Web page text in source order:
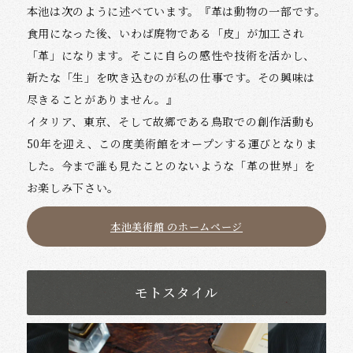
本池は次のように述べています。『革は動物の一部です。
食用になった後、いわば廃物である「皮」が加工され
「革」になります。そこに自らの感性や技術を活かし、
新たな「生」を吹き込むのが私の仕事です。その興味は
尽きることがありません。』
イタリア、東京、そして故郷である鳥取での創作活動も
50年を迎え、この度美術館をオープンする運びとなりま
した。今まで誰も見たことのないような「革の世界」を
お楽しみ下さい。
本池美術館 のホームページ
モトスタイル